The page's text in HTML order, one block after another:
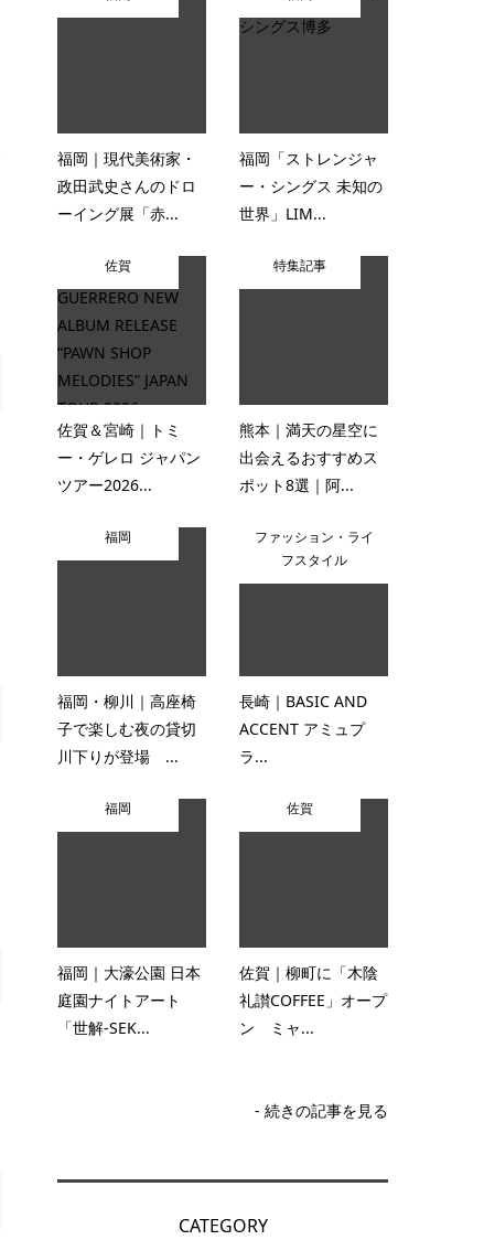
福岡｜現代美術家・
政田武史さんのドロ
ーイング展「赤...
福岡「ストレンジャ
ー・シングス 未知の
世界」LIM...
佐賀
佐賀＆宮崎｜トミ
ー・ゲレロ ジャパン
ツアー2026...
特集記事
熊本｜満天の星空に
出会えるおすすめス
ポット8選｜阿...
福岡
福岡・柳川｜高座椅
子で楽しむ夜の貸切
川下りが登場 ...
ファッション・ライ
フスタイル
長崎｜BASIC AND
ACCENT アミュプ
ラ...
福岡
福岡｜大濠公園 日本
庭園ナイトアート
「世解-SEK...
佐賀
佐賀｜柳町に「木陰
礼讃COFFEE」オープ
ン ミャ...
- 続きの記事を見る
CATEGORY